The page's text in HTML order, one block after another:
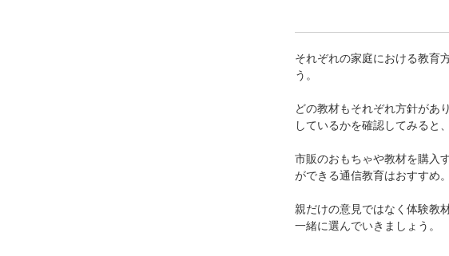
それぞれの家庭における教育
う。
どの教材もそれぞれ方針があ
しているかを確認してみると
市販のおもちゃや教材を購入
ができる通信教育はおすすめ。
親だけの意見ではなく体験教
一緒に選んでいきましょう。